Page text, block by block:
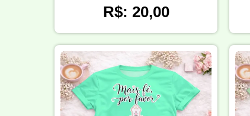
R$: 20,00